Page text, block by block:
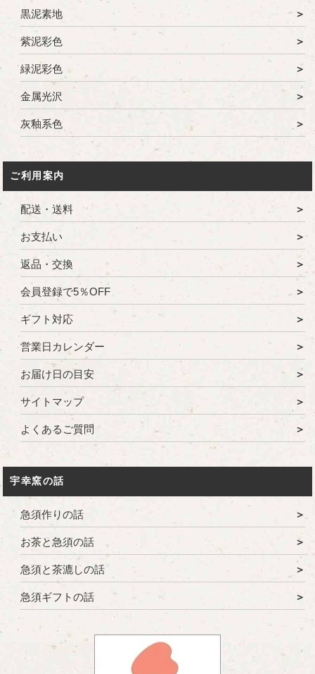
黒泥素地
紫泥彩色
緑泥彩色
金属光沢
灰釉系色
ご利用案内
配送・送料
お支払い
返品・交換
会員登録で5％OFF
ギフト対応
営業日カレンダー
お届け日の目安
サイトマップ
よくあるご質問
宇幸窯の話
急須作りの話
お茶と急須の話
急須と茶漉しの話
急須ギフトの話